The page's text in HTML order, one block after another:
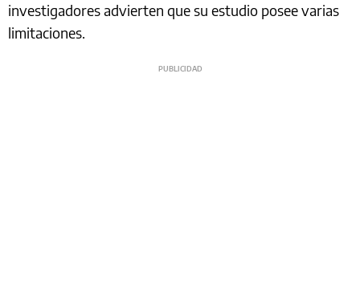
investigadores advierten que su estudio posee varias
limitaciones.